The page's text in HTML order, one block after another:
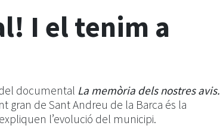
I el tenim a
documental La memòria dels nostres avis.
gran de Sant Andreu de la Barca és la
l’evolució del municipi.